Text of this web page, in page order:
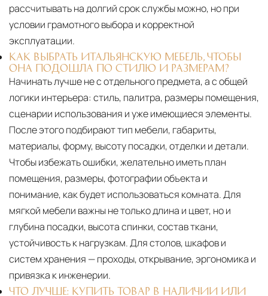
рассчитывать на долгий срок службы можно, но при
условии грамотного выбора и корректной
эксплуатации.
КАК ВЫБРАТЬ ИТАЛЬЯНСКУЮ МЕБЕЛЬ, ЧТОБЫ
ОНА ПОДОШЛА ПО СТИЛЮ И РАЗМЕРАМ?
Начинать лучше не с отдельного предмета, а с общей
логики интерьера: стиль, палитра, размеры помещения,
сценарии использования и уже имеющиеся элементы.
После этого подбирают тип мебели, габариты,
материалы, форму, высоту посадки, отделки и детали.
Чтобы избежать ошибки, желательно иметь план
помещения, размеры, фотографии объекта и
понимание, как будет использоваться комната. Для
мягкой мебели важны не только длина и цвет, но и
глубина посадки, высота спинки, состав ткани,
устойчивость к нагрузкам. Для столов, шкафов и
систем хранения — проходы, открывание, эргономика и
привязка к инженерии.
ЧТО ЛУЧШЕ: КУПИТЬ ТОВАР В НАЛИЧИИ ИЛИ